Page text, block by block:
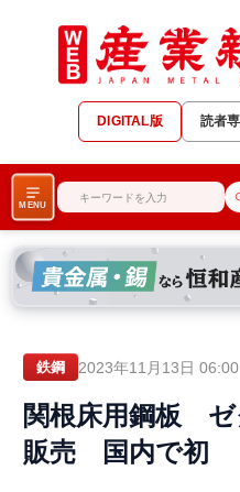
DIGITAL版 読者
MENU
鉄鋼 2023年11月13日 06:00
関根床用鋼板 ゼ
販売 国内で初